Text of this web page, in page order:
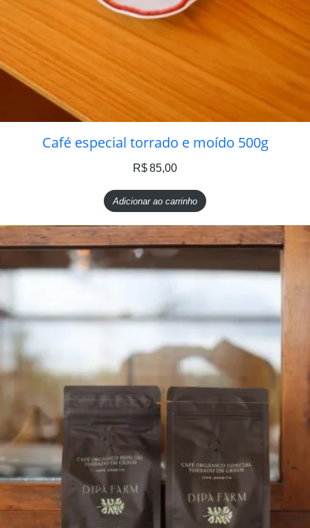
Café especial torrado e moído 500g
R$85,00
Adicionar ao carrinho